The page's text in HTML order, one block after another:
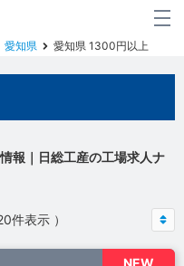
愛知県 愛知県 1300円以上
報｜日総工産の工場求人ナ
件表示 ）
NEW